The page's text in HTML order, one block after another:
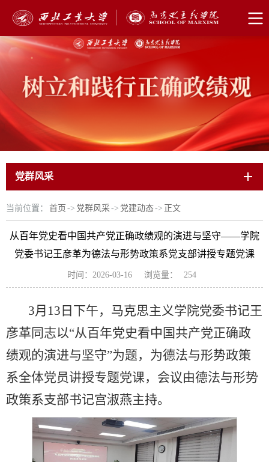
党群风采
当前位置： 首页 -> 党群风采-> 党建动态-> 正文
从百年党史看中国共产党正确政绩观的演进与坚守——学院
党委书记王彦革为德法与形势政策系党支部讲授专题党课
时间：2026-03-16 浏览量： 254
3月13日下午，马克思主义学院党委书记王
彦革同志以“从百年党史看中国共产党正确政
绩观的演进与坚守”为题，为德法与形势政策
系全体党员讲授专题党课，会议由德法与形势
政策系支部书记宫淑燕主持。